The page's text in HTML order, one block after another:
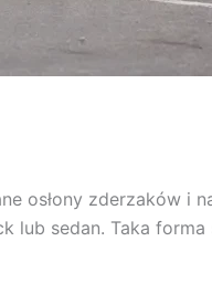
osłony zderzaków i
lub sedan. Taka